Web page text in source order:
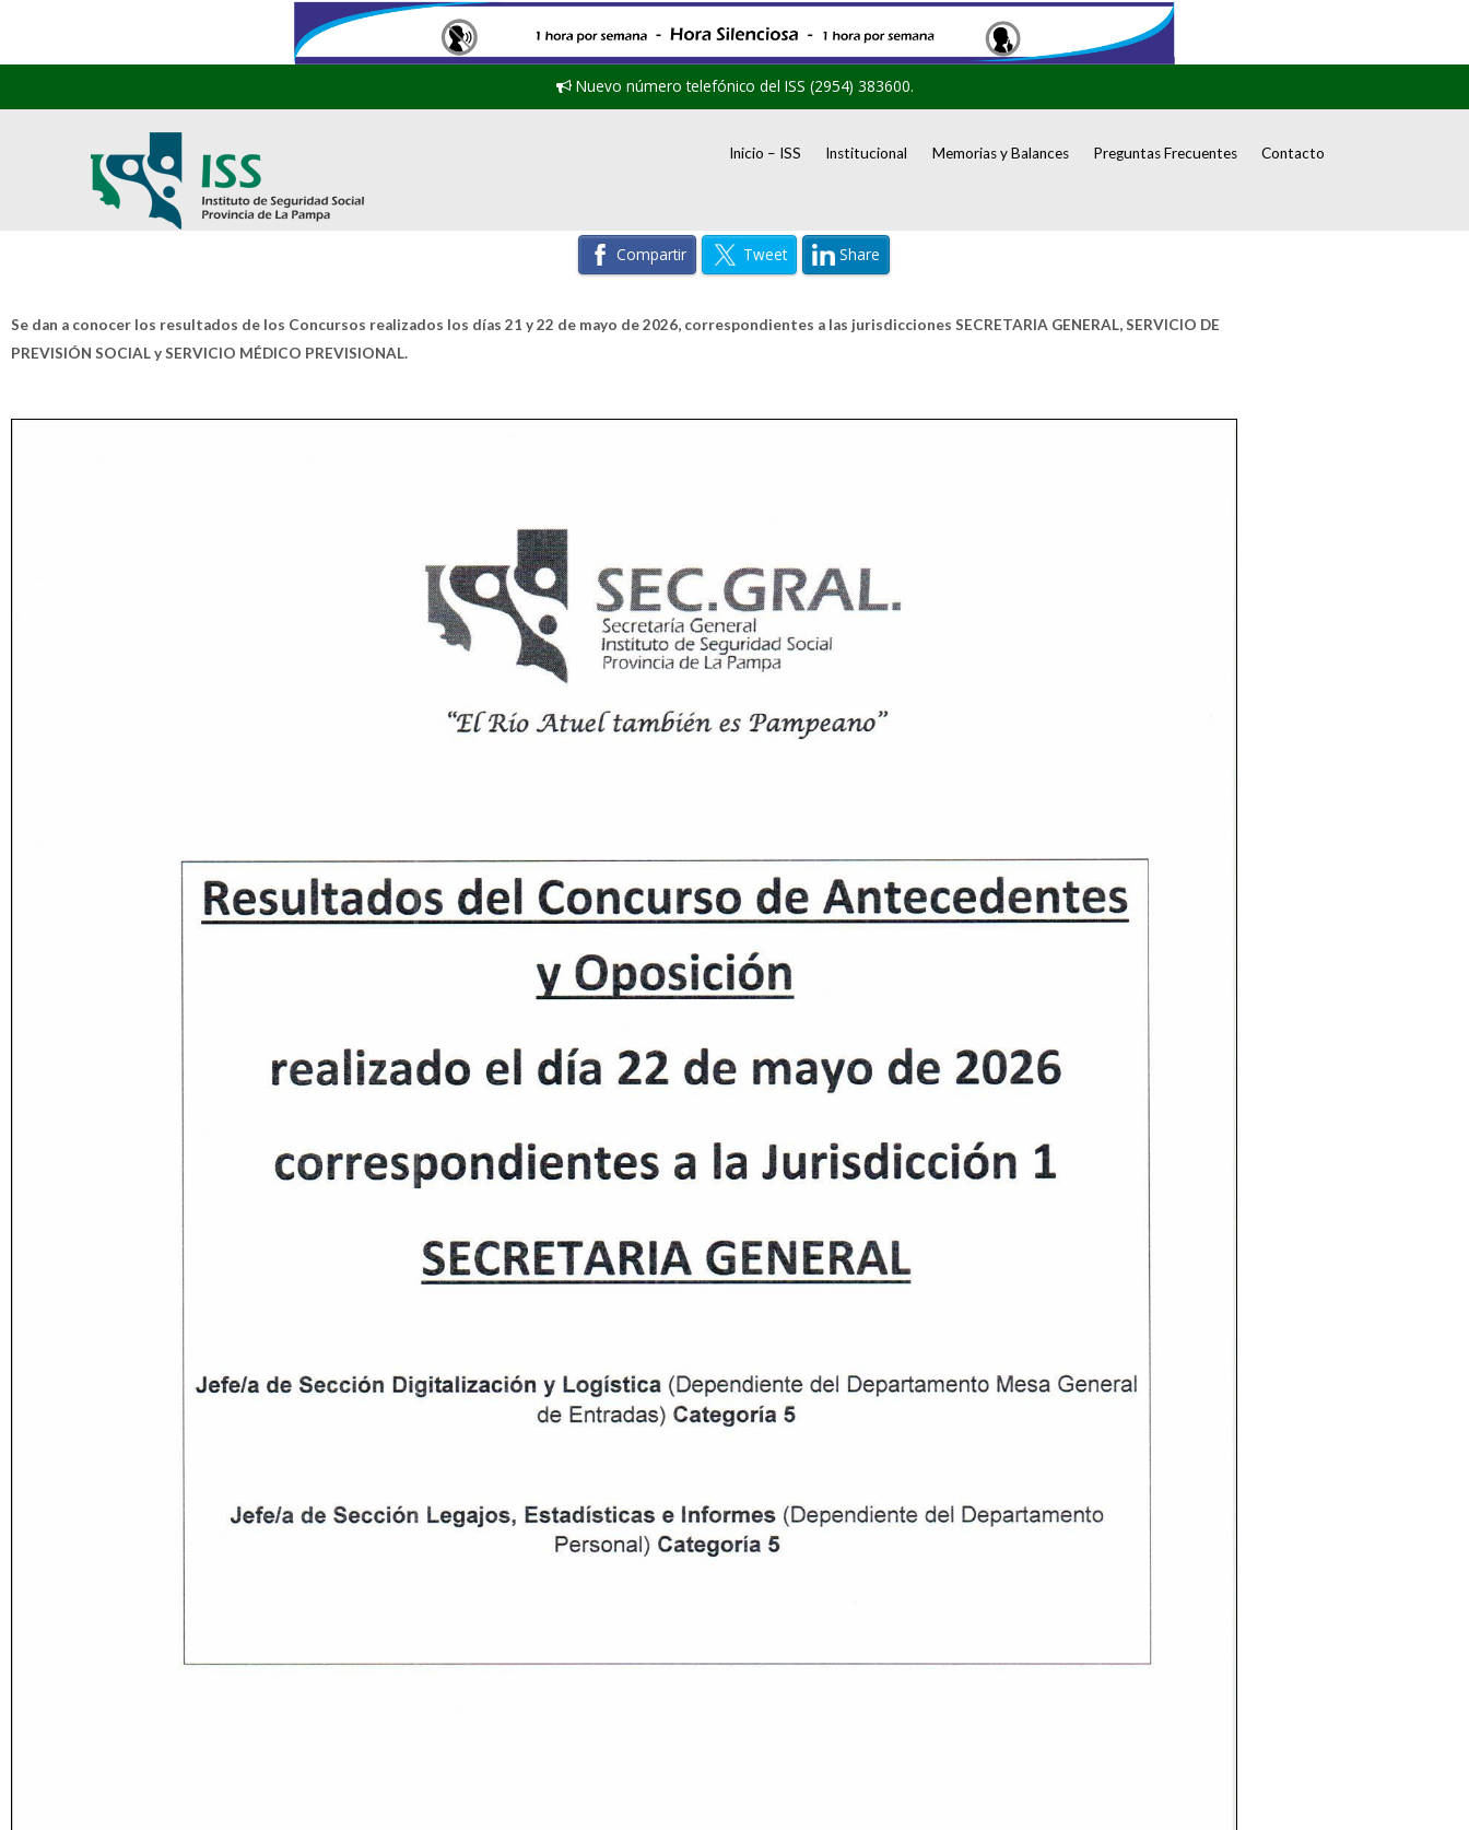
Nuevo número telefónico del ISS (2954) 383600.
Inicio – ISS Institucional Memorias y Balances Preguntas Frecuentes Contacto
Compartir Tweet Share
Se dan a conocer los resultados de los Concursos realizados los días 21 y 22 de mayo de 2026, correspondientes a las jurisdicciones SECRETARIA GENERAL, SERVICIO DE
PREVISIÓN SOCIAL y SERVICIO MÉDICO PREVISIONAL.